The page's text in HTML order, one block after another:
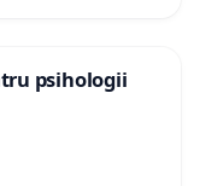
psihologii